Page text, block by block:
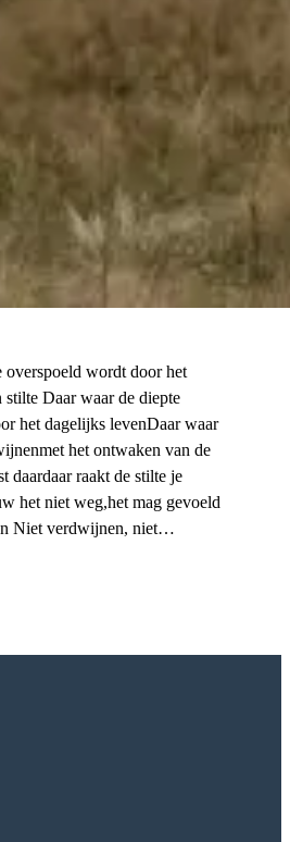
overspoeld wordt door het
Daar waar de diepte
het dagelijks levenDaar waar
het ontwaken van de
daardaar raakt de stilte je
het niet weg,het mag gevoeld
Niet verdwijnen, niet…